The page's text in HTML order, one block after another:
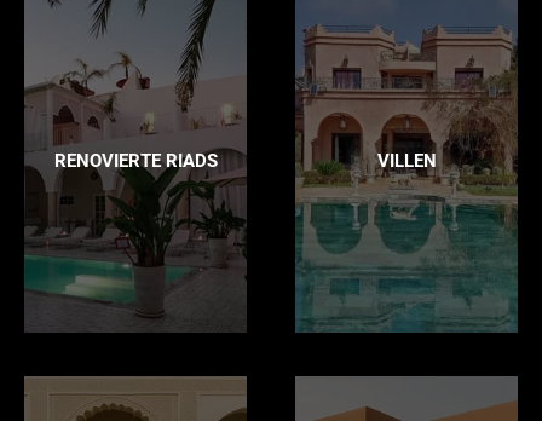
RENOVIERTE RIADS VILLEN